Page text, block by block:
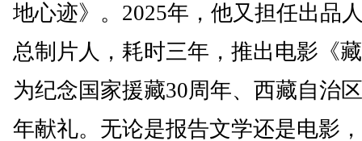
地心迹》。2025年，他又担任出品
总制片人，耗时三年，推出电影《
为纪念国家援藏30周年、西藏自治
年献礼。无论是报告文学还是电影